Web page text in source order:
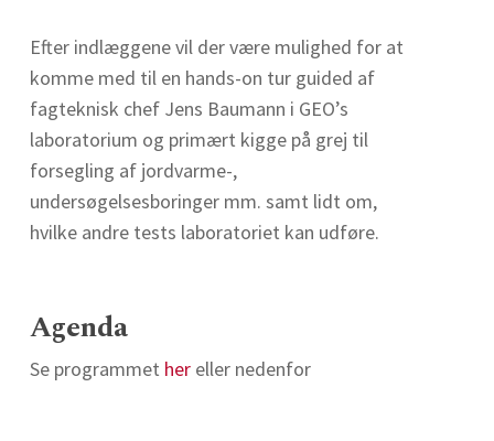
Efter indlæggene vil der være mulighed for at
komme med til en hands-on tur guided af
fagteknisk chef Jens Baumann i GEO’s
laboratorium og primært kigge på grej til
forsegling af jordvarme-,
undersøgelsesboringer mm. samt lidt om,
hvilke andre tests laboratoriet kan udføre.
Agenda
Se programmet her eller nedenfor